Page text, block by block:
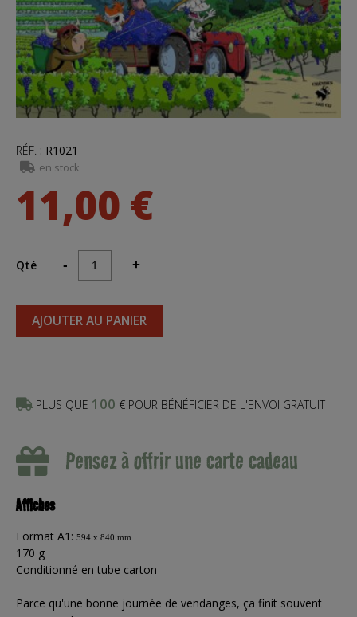
RÉF. : R1021
en stock
11,00 €
Qté - +
AJOUTER AU PANIER
PLUS QUE 100 € POUR BÉNÉFICIER DE L'ENVOI GRATUIT
Pensez à offrir une carte cadeau
Affiches
Format A1: 594 x 840 mm
170 g
Conditionné en tube carton
Parce qu'une bonne journée de vendanges, ça finit souvent